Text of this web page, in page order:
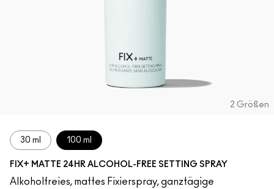
2 Größen
30 ml 100 ml
FIX+ MATTE 24HR ALCOHOL-FREE SETTING SPRAY
Alkoholfreies, mattes Fixierspray, ganztägige